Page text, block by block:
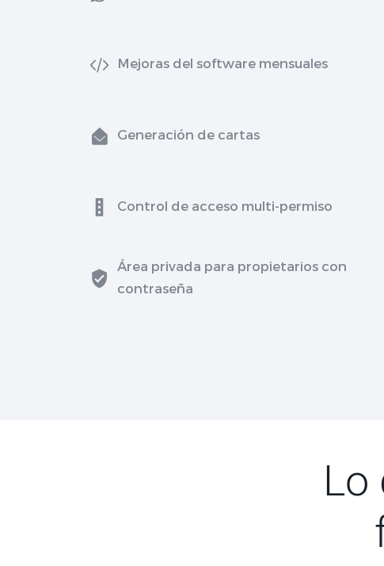
Mejoras del software mensuales
Generación de cartas
Control de acceso multi-permiso
Área privada para propietarios con
contraseña